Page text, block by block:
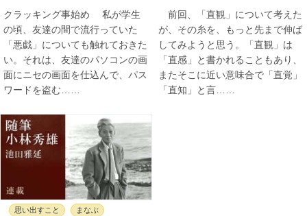
クラッキング事始め 私が学生
の頃、友達の間で流行っていた
「悪戯」についても触れておきた
い。それは、友達のパソコンの画
面にニセの画面を仕込んで、パス
ワードを盗む……
前回、「直観」について考えた
が、その糸を、もっと先まで伸ば
してみようと思う。「直観」は
「直感」と書かれることもあり、
またそこに近い意味合で「直覚」
「直知」と言……
思い出すこと まなぶ